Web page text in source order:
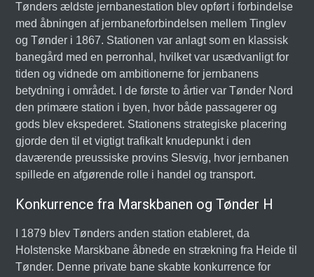
Tønders ældste jernbanestation blev opført i forbindelse
med åbningen af jernbaneforbindelsen mellem Tinglev
og Tønder i 1867. Stationen var anlagt som en klassisk
banegård med en perronhal, hvilket var usædvanligt for
tiden og vidnede om ambitionerne for jernbanens
betydning i området. I de første to årtier var Tønder Nord
den primære station i byen, hvor både passagerer og
gods blev ekspederet. Stationens strategiske placering
gjorde den til et vigtigt trafikalt knudepunkt i den
daværende preussiske provins Slesvig, hvor jernbanen
spillede en afgørende rolle i handel og transport.
Konkurrence fra Marskbanen og Tønder H
I 1879 blev Tønders anden station etableret, da
Holstenske Marskbane åbnede en strækning fra Heide til
Tønder. Denne private bane skabte konkurrence for